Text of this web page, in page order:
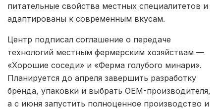
питательные свойства местных специалитетов и
адаптированы к современным вкусам.
Центр подписал соглашение о передаче
технологий местным фермерским хозяйствам —
«Хорошие соседи» и «Ферма голубого минари».
Планируется до апреля завершить разработку
бренда, упаковки и выбрать OEM-производителя,
а с июня запустить полноценное производство и